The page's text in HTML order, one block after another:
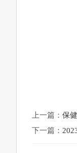
上一篇： 保
下一篇：